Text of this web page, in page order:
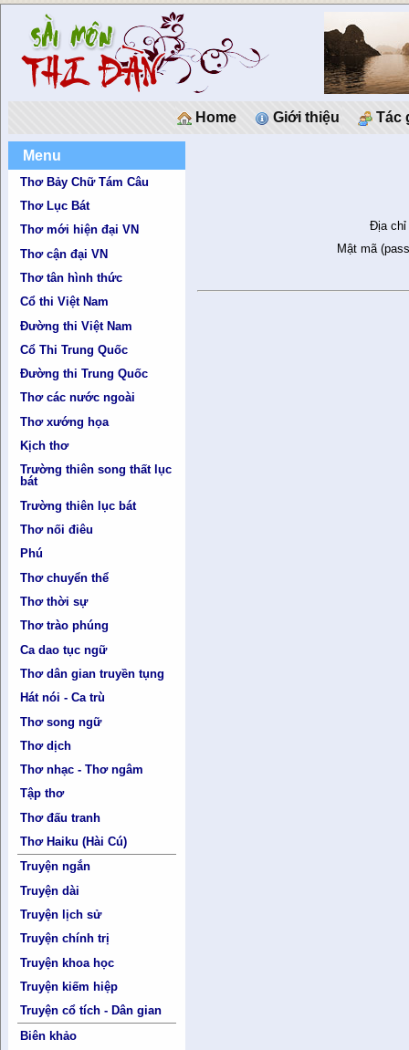
Home Giới thiệu Tác
Menu
Thơ Bảy Chữ Tám Câu
Thơ Lục Bát
Thơ mới hiện đại VN
Thơ cận đại VN
Thơ tân hình thức
Cổ thi Việt Nam
Đường thi Việt Nam
Cổ Thi Trung Quốc
Đường thi Trung Quốc
Thơ các nước ngoài
Thơ xướng họa
Kịch thơ
Trường thiên song thất lục
bát
Trường thiên lục bát
Thơ nối điêu
Phú
Thơ chuyển thể
Thơ thời sự
Thơ trào phúng
Ca dao tục ngữ
Thơ dân gian truyền tụng
Hát nói - Ca trù
Thơ song ngữ
Thơ dịch
Thơ nhạc - Thơ ngâm
Tập thơ
Thơ đấu tranh
Thơ Haiku (Hài Cú)
Truyện ngắn
Truyện dài
Truyện lịch sử
Truyện chính trị
Truyện khoa học
Truyện kiếm hiệp
Truyện cổ tích - Dân gian
Biên khảo
Địa chỉ
Mật mã